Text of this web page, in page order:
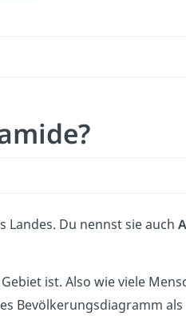
Landes. Du nennst sie auch
ist. Also wie viele
Bevölkerungsdiagramm als